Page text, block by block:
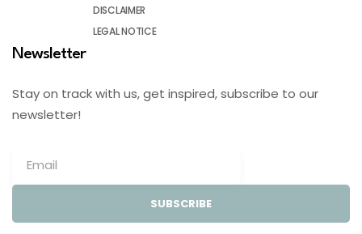
DISCLAIMER
LEGAL NOTICE
Newsletter
Stay on track with us, get inspired, subscribe to our
newsletter!
SUBSCRIBE